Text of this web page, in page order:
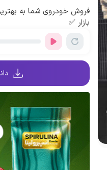
فروش خودروی شما به
بازار ✅